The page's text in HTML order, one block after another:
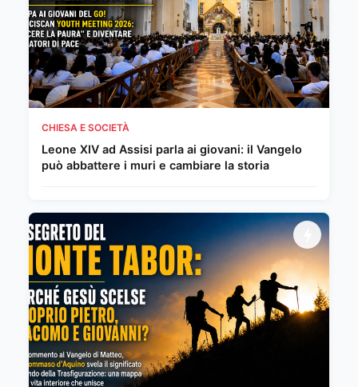
CHIESA E SOCIETÀ
Leone XIV ad Assisi parla ai giovani: il Vangelo
può abbattere i muri e cambiare la storia